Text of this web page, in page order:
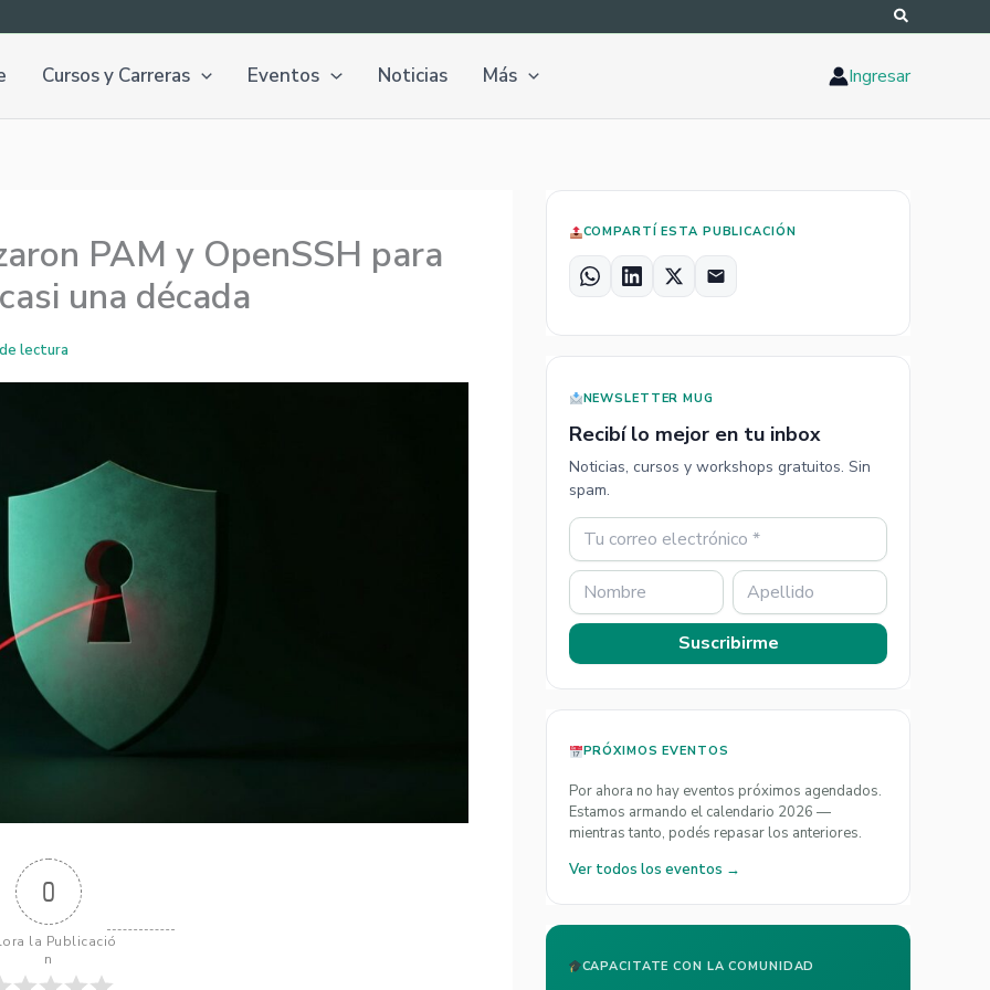
Cursos y Carreras Eventos Noticias Más Ingresar
PAM y OpenSSH para
una década
lectura
0
la Publicació
n
COMPARTÍ ESTA PUBLICACIÓN
W
a
s
p
p
L
n
e
d
I
n
X
E
a
NEWSLETTER MUG
Recibí lo mejor en tu inbox
Noticias, cursos y workshops gratuitos. Sin
spam.
Suscribirme
PRÓXIMOS EVENTOS
Por ahora no hay eventos próximos agendados.
Estamos armando el calendario 2026 —
mientras tanto, podés repasar los anteriores.
Ver todos los eventos →
CAPACITATE CON LA COMUNIDAD